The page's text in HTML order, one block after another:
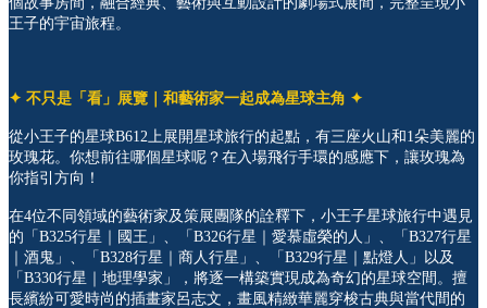
王子的宇宙旅程。
✦ 不只是「看」展覽｜和藝術家一起成為星球主角 ✦
從小王子的星球B612上展開星球旅行的起點，有三座火山和1朵美麗的
玫瑰花。你想前往哪個星球呢？在入場飛行手環的感應下，讓玫瑰為
你指引方向！
在4位不同領域的藝術家及策展團隊的詮釋下，小王子星球旅行中遇見
的「B325行星｜國王」、「B326行星｜愛慕虛榮的人」、「B327行星
｜酒鬼」、「B328行星｜商人行星」、「B329行星｜點燈人」以及
「B330行星｜地理學家」，將逐一構築實現成為奇幻的星球空間。擅
長繽紛可愛時尚的插畫家呂志文，畫風精緻華麗穿梭古典與當代間的